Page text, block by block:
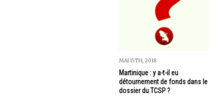
MAI 15TH, 2018
Martinique : y a-t-il eu
détournement de fonds dans le
dossier du TCSP ?